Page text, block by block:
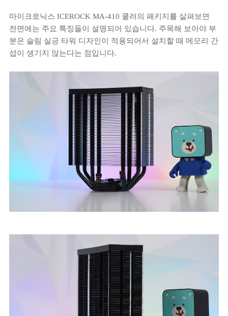
마이크로닉스 ICEROCK MA-410 쿨러의 패키지를 살펴보면
전면에는 주요 특징들이 설명되어 있습니다. 주목해 보아야 부
분은 슬림 실긍 타워 디자인이 적용되어서 설치할 때 메모리 간
섭이 생기지 않는다는 점입니다.